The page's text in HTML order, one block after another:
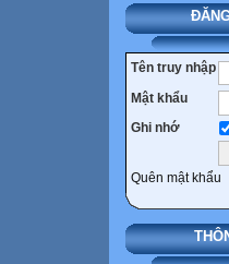
Tên truy nhập
Mật khẩu
Ghi nhớ
Quên mật khẩu